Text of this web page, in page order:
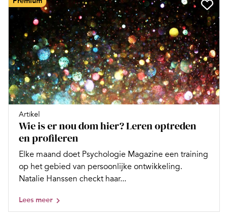
Artikel
Wie is er nou dom hier? Leren optreden
en profileren
Elke maand doet Psychologie Magazine een training
op het gebied van persoonlijke ontwikkeling.
Natalie Hanssen checkt haar...
Lees meer